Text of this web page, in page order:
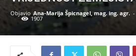
Objavio Ana-Marija Špicnagel, mag. ing. agr. -
1907